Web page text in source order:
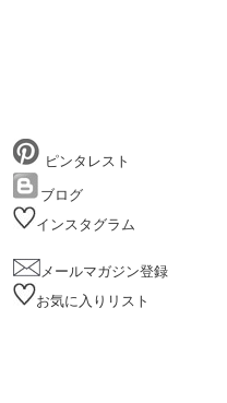
ピンタレスト
ブログ
インスタグラム
メールマガジン登録
お気に入りリスト